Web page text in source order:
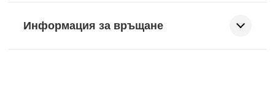
Информация за връщане